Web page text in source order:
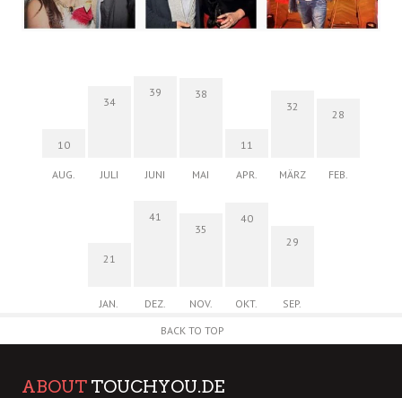
10
AUG.
34
JULI
39
JUNI
38
MAI
11
APR.
32
MÄRZ
28
FEB.
21
JAN.
41
DEZ.
35
NOV.
40
OKT.
29
SEP.
BACK TO TOP
ABOUT TOUCHYOU.DE